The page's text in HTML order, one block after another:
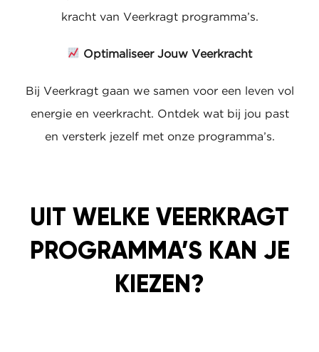
kracht van Veerkragt programma’s.
Optimaliseer Jouw Veerkracht
Bij Veerkragt gaan we samen voor een leven
vol energie en veerkracht. Ontdek wat bij jou
past en versterk jezelf met onze programma’s.
UIT WELKE VEERKRAGT
PROGRAMMA’S KAN JE
KIEZEN?